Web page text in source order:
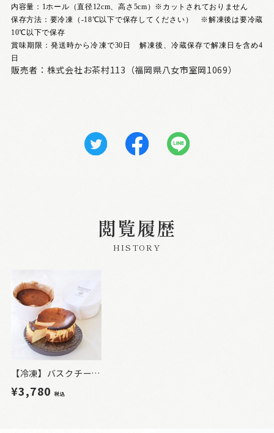
内容量：1ホール（直径12cm、高さ5cm）※カットされておりません
保存方法：要冷凍（-18℃以下で保存してください） ※解凍後は要冷蔵
10℃以下で保存
賞味期限：発送時から冷凍で30日 解凍後、冷蔵保存で解凍日を含め4
日
販売者：株式会社お茶村113（福岡県八女市室岡1069）
閲覧履歴
HISTORY
【冷凍】バスクチーズケーキ（プレーン）
¥3,780税込